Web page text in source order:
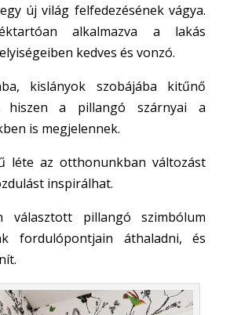
új világ felfedezésének vágya.
alkalmazva a lakás
kedves és vonzó.
kislányok szobájába kitűnő
hiszen a pillangó szárnyai a
is megjelennek.
léte az otthonunkban változást
inspirálhat.
választott pillangó szimbólum
fordulópontjain áthaladni, és